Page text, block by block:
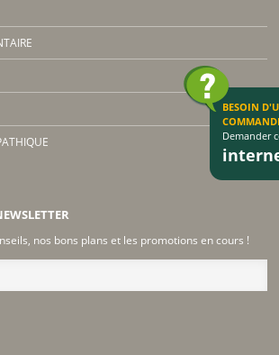
nos bons plans et les promotions en cours !
BESOIN
Demander